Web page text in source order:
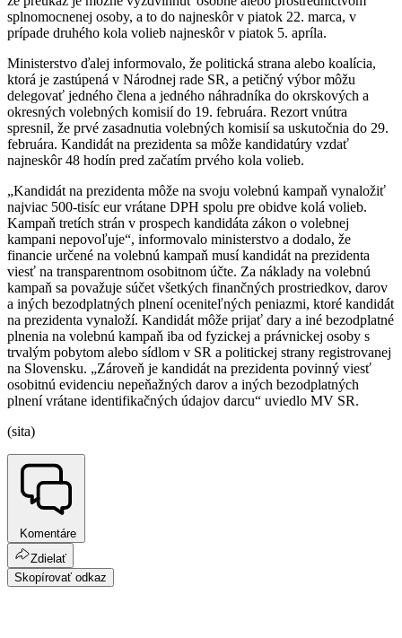
splnomocnenej osoby, a to do najneskôr v piatok 22. marca, v
prípade druhého kola volieb najneskôr v piatok 5. apríla.
Ministerstvo ďalej informovalo, že politická strana alebo koalícia,
ktorá je zastúpená v Národnej rade SR, a petičný výbor môžu
delegovať jedného člena a jedného náhradníka do okrskových a
okresných volebných komisií do 19. februára. Rezort vnútra
spresnil, že prvé zasadnutia volebných komisií sa uskutočnia do 29.
februára. Kandidát na prezidenta sa môže kandidatúry vzdať
najneskôr 48 hodín pred začatím prvého kola volieb.
„Kandidát na prezidenta môže na svoju volebnú kampaň vynaložiť
najviac 500-tisíc eur vrátane DPH spolu pre obidve kolá volieb.
Kampaň tretích strán v prospech kandidáta zákon o volebnej
kampani nepovoľuje“, informovalo ministerstvo a dodalo, že
financie určené na volebnú kampaň musí kandidát na prezidenta
viesť na transparentnom osobitnom účte. Za náklady na volebnú
kampaň sa považuje súčet všetkých finančných prostriedkov, darov
a iných bezodplatných plnení oceniteľných peniazmi, ktoré kandidát
na prezidenta vynaloží. Kandidát môže prijať dary a iné bezodplatné
plnenia na volebnú kampaň iba od fyzickej a právnickej osoby s
trvalým pobytom alebo sídlom v SR a politickej strany registrovanej
na Slovensku. „Zároveň je kandidát na prezidenta povinný viesť
osobitnú evidenciu nepeňažných darov a iných bezodplatných
plnení vrátane identifikačných údajov darcu“ uviedlo MV SR.
(sita)
Komentáre
Zdielať
Skopírovať odkaz